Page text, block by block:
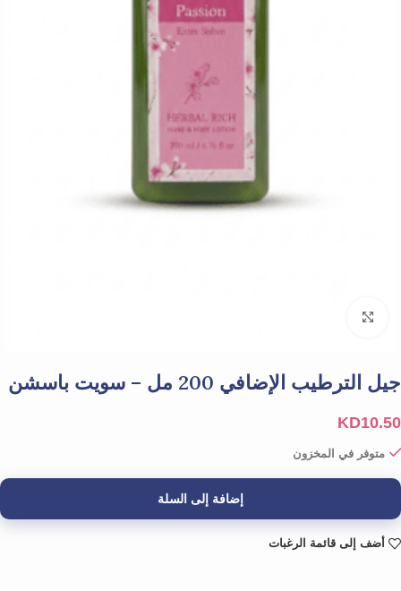
جيل الترطيب الإضافي 200 مل – سويت باسشن
KD10.50
متوفر في المخزون
إضافة إلى السلة
أضف إلى قائمة الرغبات